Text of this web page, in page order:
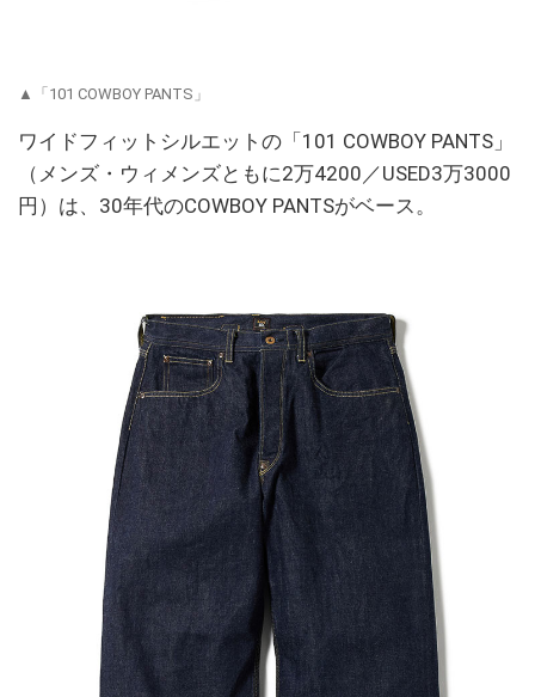
▲「101 COWBOY PANTS」
ワイドフィットシルエットの「101 COWBOY PANTS」
（メンズ・ウィメンズともに2万4200／USED3万3000
円）は、30年代のCOWBOY PANTSがベース。